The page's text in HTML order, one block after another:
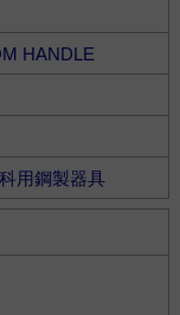
HANDLE
用鋼製器具